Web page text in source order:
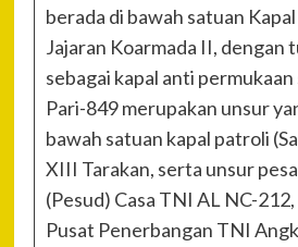
berada di bawah satuan
Jajaran Koarmada II, dengan
sebagai kapal anti
Pari-849 merupakan unsur
bawah satuan kapal patroli
XIII Tarakan, serta unsur
(Pesud) Casa TNI AL NC-
Pusat Penerbangan TNI